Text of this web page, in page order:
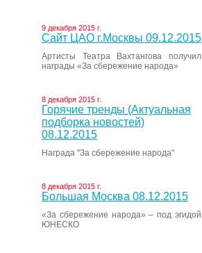
9 декабря 2015 г.
Сайт ЦАО г.Москвы 09.12.2015
Артисты Театра Вахтангова получил
награды «За сбережение народа»
8 декабря 2015 г.
Горячие тренды (Актуальная
подборка новостей)
08.12.2015
Награда "За сбережение народа"
8 декабря 2015 г.
Большая Москва 08.12.2015
«За сбережение народа» – под эгидой
ЮНЕСКО